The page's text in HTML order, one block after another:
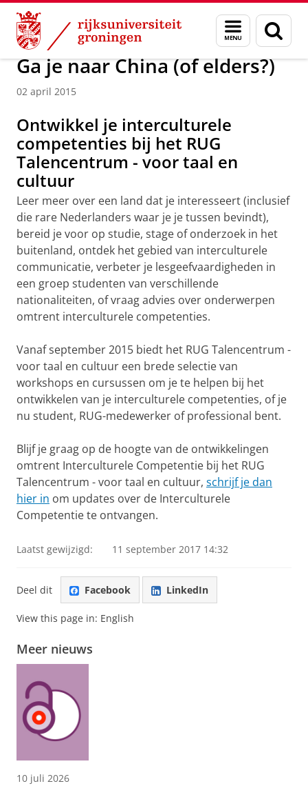
Skip
Content
Skip
Navigation
Menu
en
zoeken
Over ons Actueel Nieuws Nieuwsberichten
Ga je naar China (of elders?)
02 april 2015
Ontwikkel je interculturele
competenties bij het RUG
Talencentrum - voor taal en
cultuur
Leer meer over een land dat je interesseert (inclusief
die rare Nederlanders waar je je tussen bevindt),
bereid je voor op studie, stage of onderzoek in het
buitenland, ontdek het gebied van interculturele
communicatie, verbeter je lesgeefvaardigheden in
een groep studenten van verschillende
nationaliteiten, of vraag advies over onderwerpen
omtrent interculturele competenties.
Vanaf september 2015 biedt het RUG Talencentrum -
voor taal en cultuur een brede selectie van
workshops en cursussen om je te helpen bij het
ontwikkelen van je interculturele competenties, of je
nu student, RUG-medewerker of professional bent.
Blijf je graag op de hoogte van de ontwikkelingen
omtrent Interculturele Competentie bij het RUG
Talencentrum - voor taal en cultuur, schrijf je dan
hier in om updates over de Interculturele
Competentie te ontvangen.
Laatst gewijzigd: 11 september 2017 14:32
Deel dit Facebook LinkedIn
View this page in: English
Meer nieuws
10 juli 2026